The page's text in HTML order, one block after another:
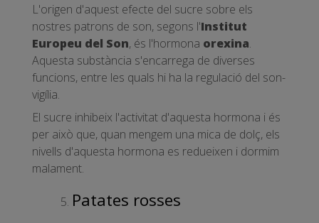
L'origen d'aquest efecte del sucre sobre els
nostres patrons de son, segons l'Institut
Europeu del Son, és l'hormona orexina.
Aquesta substància s'encarrega de diverses
funcions, entre les quals hi ha la regulació del son-
vigília.
El sucre inhibeix l'activitat d'aquesta hormona i és
per això que, quan mengem una mica de dolç, els
nivells d'aquesta hormona es redueixen i dormim
malament.
Patates rosses